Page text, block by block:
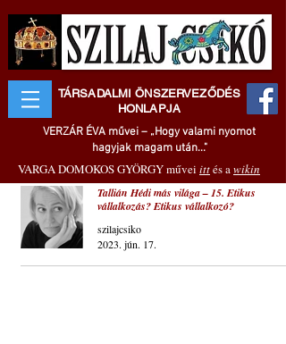
TÁRSADALMI ÖNSZERVEZŐDÉS
HONLAPJA
VERZÁR ÉVA művei – „Hogy valami nyomot
hagyjak magam után..."
VARGA DOMOKOS GYÖRGY művei ittés awikin
Tallián Hédi más világa – 15. Etikus
vállalkozás? Etikus vállalkozó?
szilajcsiko
2023. jún. 17.